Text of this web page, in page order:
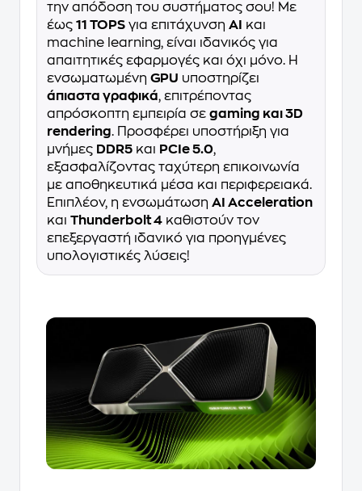
την απόδοση του συστήματος σου! Με
έως 11 TOPS για επιτάχυνση AI
και
machine learning, είναι ιδανικός για
απαιτητικές εφαρμογές και όχι μόνο. Η
ενσωματωμένη GPU υποστηρίζει
άπιαστα γραφικά, επιτρέποντας
απρόσκοπτη εμπειρία σε gaming και 3D
rendering. Προσφέρει υποστήριξη για
μνήμες DDR5 και PCIe 5.0,
εξασφαλίζοντας ταχύτερη επικοινωνία
με αποθηκευτικά μέσα και περιφερειακά.
Επιπλέον, η ενσωμάτωση AI Acceleration
και Thunderbolt 4 καθιστούν τον
επεξεργαστή ιδανικό για προηγμένες
υπολογιστικές λύσεις!